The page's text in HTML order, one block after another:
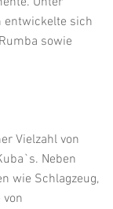
entwickelte sich
sowie
Vielzahl von
Neben
wie Schlagzeug,
von